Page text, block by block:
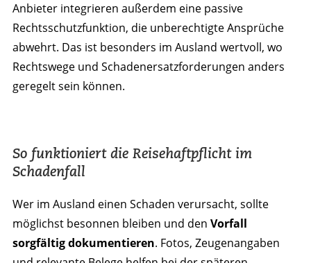
Anbieter integrieren außerdem eine passive
Rechtsschutzfunktion, die unberechtigte Ansprüche
abwehrt. Das ist besonders im Ausland wertvoll, wo
Rechtswege und Schadenersatzforderungen anders
geregelt sein können.
So funktioniert die Reisehaftpflicht im
Schadenfall
Wer im Ausland einen Schaden verursacht, sollte
möglichst besonnen bleiben und den Vorfall
sorgfältig dokumentieren. Fotos, Zeugenangaben